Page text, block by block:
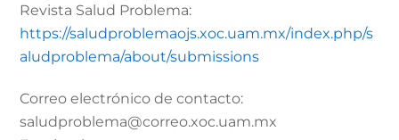
Revista Salud Problema:
https://saludproblemaojs.xoc.uam.mx/index.php/s
aludproblema/about/submissions
Correo electrónico de contacto:
saludproblema@correo.xoc.uam.mx